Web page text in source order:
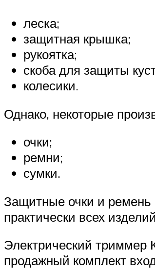
леска;
защитная крышка;
рукоятка;
скоба для защиты
колесики.
Однако, некоторые
очки;
ремни;
сумки.
Защитные очки и ремень
практически всех
Электрический триммер
продажный комплект